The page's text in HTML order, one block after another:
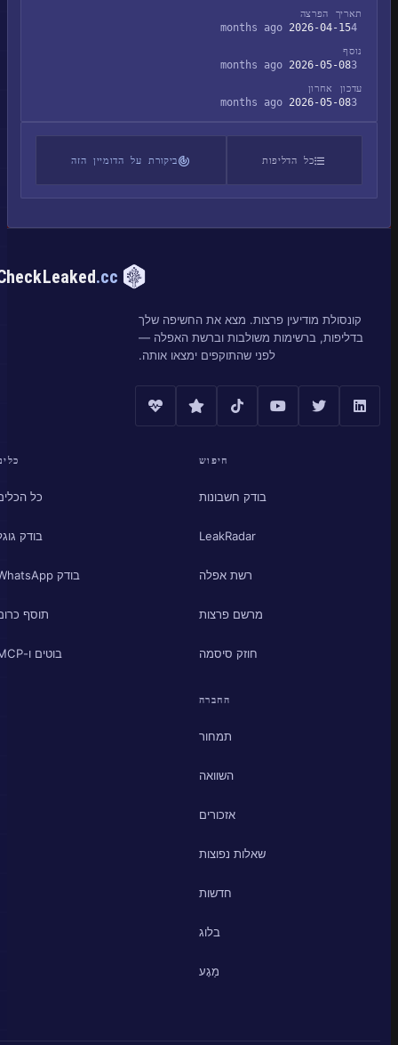
תאריך הפרצה
2026-04-15
נוסף
2026-05-08
עדכון אחרון
2026-05-08
כל הדליפות ביקורת על הדומיין הזה
CheckLeaked.cc
קונסולת מודיעין פרצות. מצא את החשיפה שלך
בדליפות, ברשימות משולבות וברשת האפלה —
לפני שהתוקפים ימצאו אותה.
חיפוש
בודק חשבונות
LeakRadar
רשת אפלה
מרשם פרצות
חוזק סיסמה
כלים
כל הכלים
בודק גוגל
בודק WhatsApp
תוסף כרום
בוטים ו-MCP
החברה
תמחור
השוואה
אזכורים
שאלות נפוצות
חדשות
בלוג
מַגָע